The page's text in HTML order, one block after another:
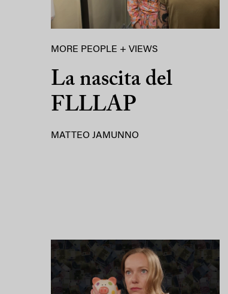
MORE PEOPLE + VIEWS
La nascita del
FLLLAP
MATTEO JAMUNNO